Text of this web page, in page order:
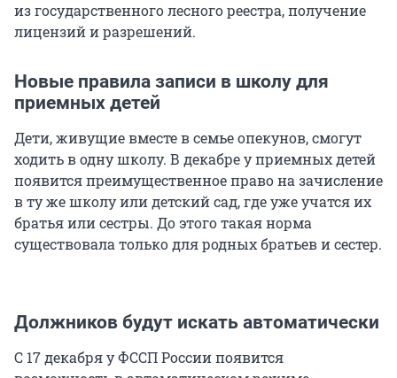
из государственного лесного реестра, получение
лицензий и разрешений.
Новые правила записи в школу для
приемных детей
Дети, живущие вместе в семье опекунов, смогут
ходить в одну школу. В декабре у приемных детей
появится преимущественное право на зачисление
в ту же школу или детский сад, где уже учатся их
братья или сестры. До этого такая норма
существовала только для родных братьев и сестер.
Должников будут искать автоматически
С 17 декабря у ФССП России появится